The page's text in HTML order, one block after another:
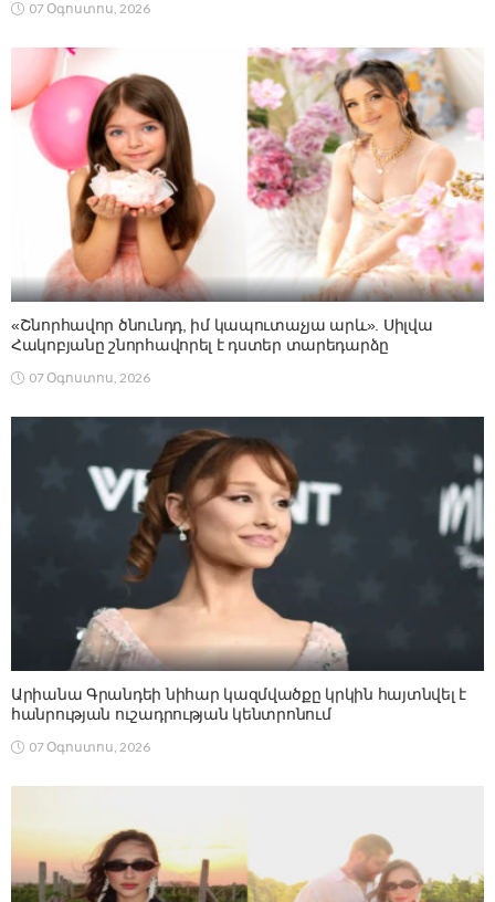
07 Օգոստոս, 2026
«Շնորհավոր ծնունդդ, իմ կապուտաչյա արև». Սիլվա
Հակոբյանը շնորհավորել է դստեր տարեդարձը
07 Օգոստոս, 2026
Արիանա Գրանդեի նիհար կազմվածքը կրկին հայտնվել է
հանրության ուշադրության կենտրոնում
07 Օգոստոս, 2026